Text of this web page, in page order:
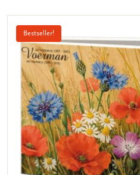
Bestseller!